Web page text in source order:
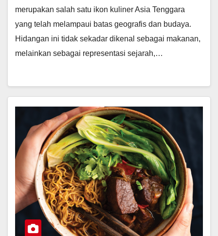
merupakan salah satu ikon kuliner Asia Tenggara
yang telah melampaui batas geografis dan budaya.
Hidangan ini tidak sekadar dikenal sebagai makanan,
melainkan sebagai representasi sejarah,…